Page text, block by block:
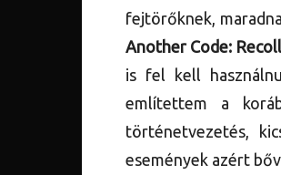
fejtörőknek,
Another Code:
is fel kell
említettem a
történetvezetés,
események azért